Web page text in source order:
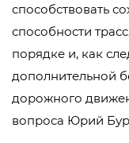
способствовать
способности
порядке и, как
дополнительной
дорожного
вопроса Юрий